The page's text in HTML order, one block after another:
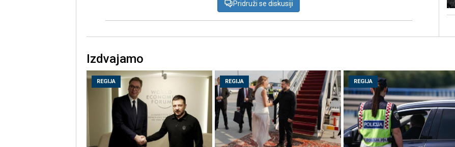
Pridruži se diskusiji
Izdvajamo
REGIJA REGIJA REGIJA